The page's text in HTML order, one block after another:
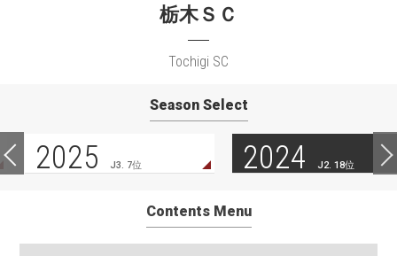
栃木ＳＣ
Tochigi SC
Season Select
2025 J3. 7位 2024 J2. 18位
Contents Menu